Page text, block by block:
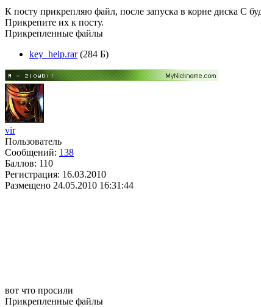
К посту прикрепляю файл, после запуска в корне диска С
Прикрепите их к посту.
Прикрепленные файлы
key_help.rar (284 Б)
vir
Пользователь
Сообщений: 138
Баллов: 110
Регистрация: 16.03.2010
Размещено 24.05.2010 16:31:44
вот что просили
Прикрепленные файлы